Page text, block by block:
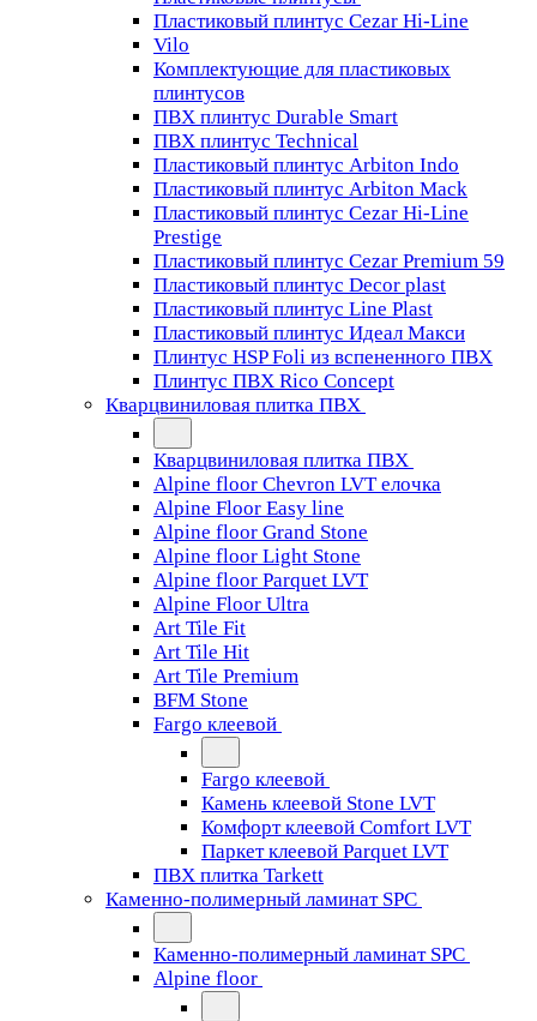
Пластиковый плинтус Cezar Hi-Line
Vilo
Комплектующие для пластиковых
плинтусов
ПВХ плинтус Durable Smart
ПВХ плинтус Technical
Пластиковый плинтус Arbiton Indo
Пластиковый плинтус Arbiton Mack
Пластиковый плинтус Cezar Hi-Line
Prestige
Пластиковый плинтус Cezar Premium 59
Пластиковый плинтус Decor plast
Пластиковый плинтус Line Plast
Пластиковый плинтус Идеал Макси
Плинтус HSP Foli из вспененного ПВХ
Плинтус ПВХ Rico Concept
Кварцвиниловая плитка ПВХ
Кварцвиниловая плитка ПВХ
Alpine floor Chevron LVT елочка
Alpine Floor Easy line
Alpine floor Grand Stone
Alpine floor Light Stone
Alpine floor Parquet LVT
Alpine Floor Ultra
Art Tile Fit
Art Tile Hit
Art Tile Premium
BFM Stone
Fargo клеевой
Fargo клеевой
Камень клеевой Stone LVT
Комфорт клеевой Comfort LVT
Паркет клеевой Parquet LVT
ПВХ плитка Tarkett
Каменно-полимерный ламинат SPC
Каменно-полимерный ламинат SPC
Alpine floor